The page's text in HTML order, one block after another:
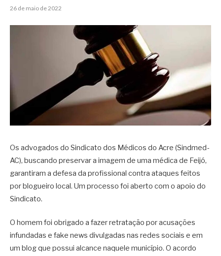
26 de maio de 2022
Os advogados do Sindicato dos Médicos do Acre (Sindmed-
AC), buscando preservar a imagem de uma médica de Feijó,
garantiram a defesa da profissional contra ataques feitos
por blogueiro local. Um processo foi aberto com o apoio do
Sindicato.
O homem foi obrigado a fazer retratação por acusações
infundadas e fake news divulgadas nas redes sociais e em
um blog que possui alcance naquele município. O acordo